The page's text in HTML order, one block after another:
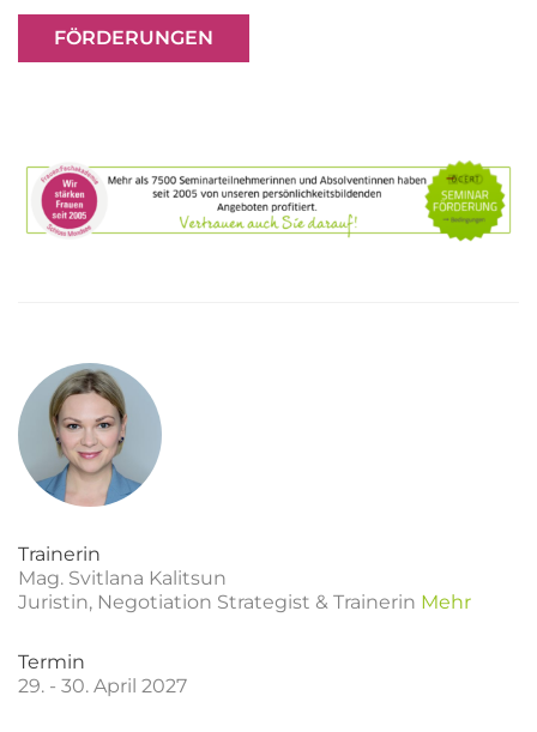
FÖRDERUNGEN
Trainerin
Mag. Svitlana Kalitsun
Juristin, Negotiation Strategist & Trainerin Mehr
Termin
29. - 30. April 2027